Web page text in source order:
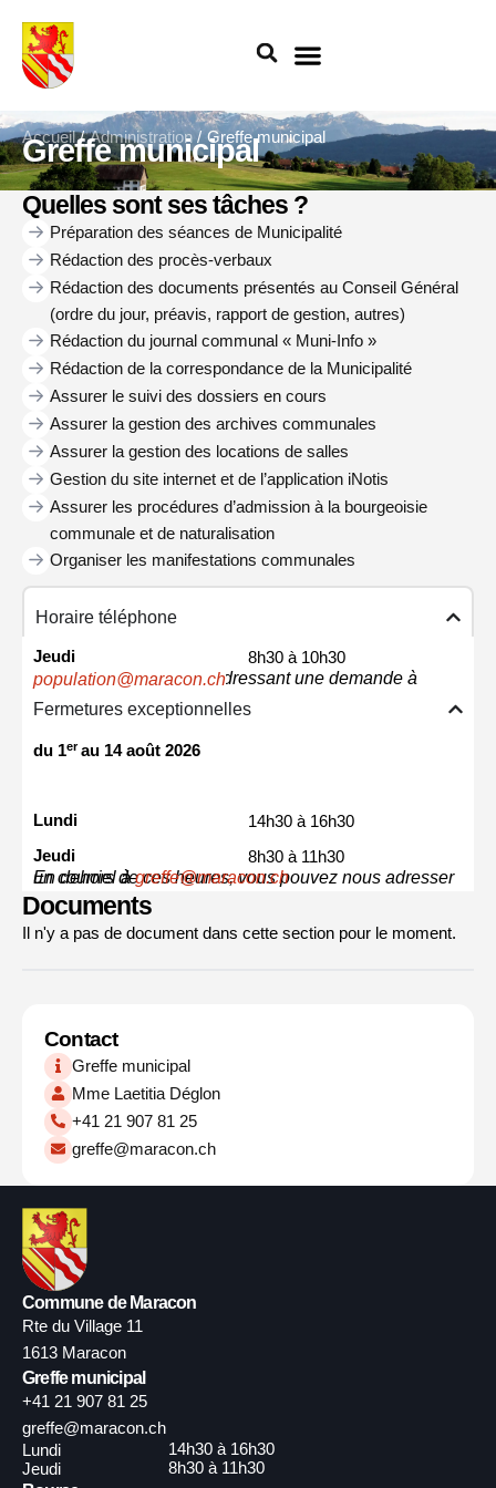
contenu
Accueil Administration Greffe municipal
Greffe municipal
Quelles sont ses tâches ?​
Préparation des séances de Municipalité
Rédaction des procès-verbaux
Rédaction des documents présentés au Conseil Général
(ordre du jour, préavis, rapport de gestion, autres)
Rédaction du journal communal « Muni-Info »
Rédaction de la correspondance de la Municipalité
Assurer le suivi des dossiers en cours
Assurer la gestion des archives communales
Assurer la gestion des locations de salles
Gestion du site internet et de l’application iNotis
Assurer les procédures d’admission à la bourgeoisie
communale et de naturalisation
Organiser les manifestations communales
Horaire téléphone
Jeudi 8h30 à 10h30
ou sur rendez-vous en adressant une demande à
population@maracon.ch
Fermetures exceptionnelles
du 1erau 14 août 2026
Lundi
14h30 à 16h30
Jeudi
8h30 à 11h30
En dehors de ces heures, vous pouvez nous adresser un courriel àgreffe@maracon.ch
Documents
Il n'y a pas de document dans cette section pour le moment.
Contact
Greffe municipal
Mme Laetitia Déglon
+41 21 907 81 25
greffe@maracon.ch
Commune de Maracon
Rte du Village 11
1613 Maracon
Greffe municipal
+41 21 907 81 25
greffe@maracon.ch
Lundi
14h30 à 16h30
Jeudi
8h30 à 11h30